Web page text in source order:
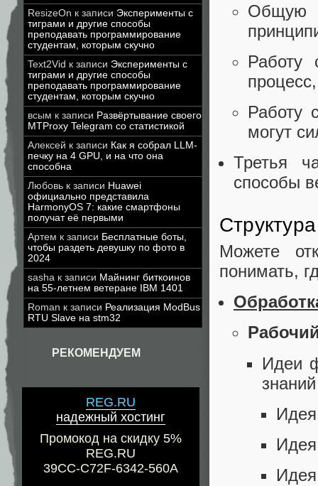
ResizeOn к записи Эксперименты с
тиграми и другие способы
преподавать программирование
студентам, которым скучно
Text2Vid к записи Эксперименты с
тиграми и другие способы
преподавать программирование
студентам, которым скучно
всым к записи Развёртывание своего
MTProxy Telegram со статистикой
Алексей к записи Как я собрал LLM-
печку на 4 GPU, и на что она
способна
Любовь к записи Huawei
официально представила
HarmonyOS 7: какие смартфоны
получат её первыми
Артем к записи Бесплатные боты,
чтобы раздеть девушку по фото в
2024
sasha к записи Майнинг биткоинов
на 55-летнем ветеране IBM 1401
Roman к записи Реализация ModBus
RTU Slave на stm32
РЕКОМЕНДУЕМ
REG.RU
надежный хостинг
Промокод на скидку 5%
REG.RU
39CC-C72F-6342-560A
Общую
Работу
Работу
могут
Третья
способы
Можете
понимать,
Идеи
знаний